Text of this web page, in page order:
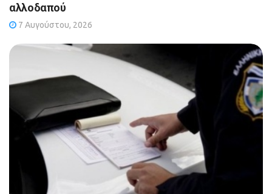
αλλοδαπού
7 Αυγούστου, 2026